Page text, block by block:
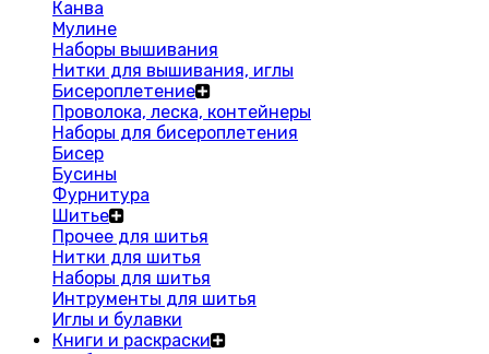
Канва
Мулине
Наборы вышивания
Нитки для вышивания, иглы
Бисероплетение
Проволока, леска, контейнеры
Наборы для бисероплетения
Бисер
Бусины
Фурнитура
Шитье
Прочее для шитья
Нитки для шитья
Наборы для шитья
Интрументы для шитья
Иглы и булавки
Книги и раскраски